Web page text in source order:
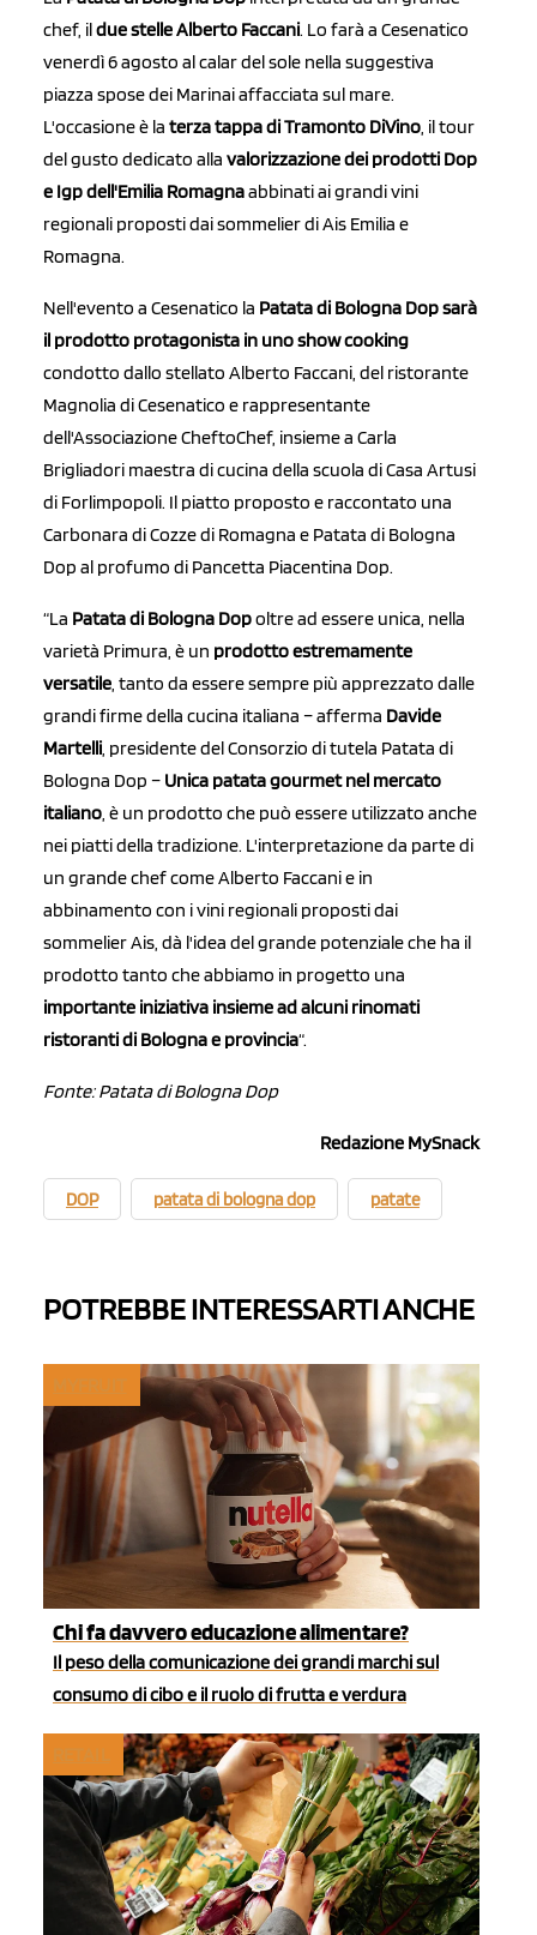
chef, ildue stelle Alberto Faccani. Lo farà a Cesenatico
venerdì 6 agosto al calar del sole nella suggestiva
piazza spose dei Marinai affacciata sul mare.
L'occasione è la terza tappa di Tramonto DiVino, il tour
del gusto dedicato alla valorizzazione dei prodotti Dop
e Igp dell'Emilia Romagnaabbinati ai grandi vini
regionali proposti dai sommelier di Ais Emilia e
Romagna.
Nell'evento a Cesenatico la Patata di Bologna Dop sarà
il prodotto protagonista in uno show cooking
condotto dallo stellato Alberto Faccani, del ristorante
Magnolia di Cesenatico e rappresentante
dell'Associazione CheftoChef, insieme a Carla
Brigliadori maestra di cucina della scuola di Casa Artusi
di Forlimpopoli. Il piatto proposto e raccontato una
Carbonara di Cozze di Romagna e Patata di Bologna
Dop al profumo di Pancetta Piacentina Dop.
“La Patata di Bologna Dopoltre ad essere unica, nella
varietà Primura, è un prodotto estremamente
versatile, tanto da essere sempre più apprezzato dalle
grandi firme della cucina italiana – afferma Davide
Martelli, presidente del Consorzio di tutela Patata di
Bologna Dop – Unica patata gourmet nel mercato
italiano, è un prodotto che può essere utilizzato anche
nei piatti della tradizione. L'interpretazione da parte di
un grande chef come Alberto Faccani e in
abbinamento con i vini regionali proposti dai
sommelier Ais, dà l'idea del grande potenziale che ha il
prodotto tanto che abbiamo in progetto una
importante iniziativa insieme ad alcuni rinomati
ristoranti di Bologna e provincia“.
Fonte: Patata di Bologna Dop
Redazione MySnack
DOP patata di bologna dop patate
POTREBBE INTERESSARTI ANCHE
Chi fa davvero educazione alimentare?
Il peso della comunicazione dei grandi marchi sul
consumo di cibo e il ruolo di frutta e verdura